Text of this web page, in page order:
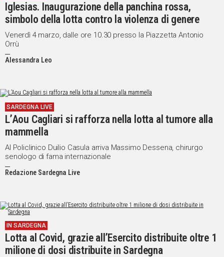
Iglesias. Inaugurazione della panchina rossa,
simbolo della lotta contro la violenza di genere
Venerdì 4 marzo, dalle ore 10.30 presso la Piazzetta Antonio
Orrù
Alessandra Leo
SARDEGNA LIVE
L’Aou Cagliari si rafforza nella lotta al tumore alla
mammella
Al Policlinico Duilio Casula arriva Massimo Dessena, chirurgo
senologo di fama internazionale
Redazione Sardegna Live
IN SARDEGNA
Lotta al Covid, grazie all’Esercito distribuite oltre 1
milione di dosi distribuite in Sardegna